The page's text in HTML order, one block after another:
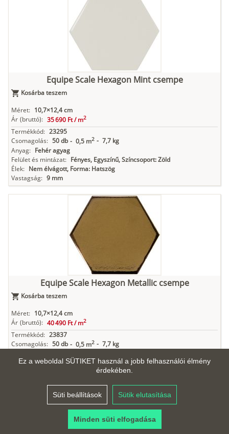
Ez a weboldal SÜTIKET használ a jobb felhasználói élmény
érdekében.
Süti beállítások Sütik elutasítása
Minden süti elfogadása
Equipe Scale Hexagon Mint csempe
Kosárba teszem
Méret: 10,7×12,4 cm
Ár (bruttó): 35 690 Ft /m2
Termékkód: 23295
Csomagolás: 50 db - 0,5 m2 - 7,7 kg
Anyag: Fehér agyag
Felület és mintázat: Fényes, Egyszínű, Színcsoport: Zöld
Élek: Nem élvágott, Forma: Hatszög
Vastagság: 9 mm
Equipe Scale Hexagon Metallic csempe
Kosárba teszem
Méret: 10,7×12,4 cm
Ár (bruttó): 40 490 Ft /m2
Termékkód: 23837
Csomagolás: 50 db - 0,5 m2 - 7,7 kg
Felület és mintázat: Fényes, Egyszínű, Színcsoport: Arany
Nem élvágott, Forma: Hatszög